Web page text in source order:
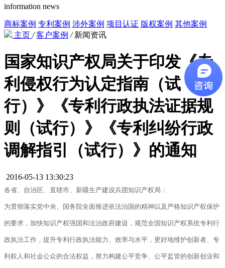
information news
商标案例 专利案例 涉外案例 项目认证 版权案例 其他案例
主页 / 客户案例 / 新闻资讯
国家知识产权局关于印发《专
利侵权行为认定指南（试
行）》《专利行政执法证据规
则（试行）》《专利纠纷行政
调解指引（试行）》的通知
2016-05-13 13:30:23
各省、自治区、直辖市、新疆生产建设兵团知识产权局：
为贯彻落实党中央、国务院全面推进依法治国的精神以及严格知识产权保护
的要求，加快知识产权强国和法治政府建设，规范全国知识产权系统专利行
政执法工作，提升专利行政执法能力、效率与水平，更好地维护创新者、专
利权人和社会公众的合法权益，努力构建公平竞争、公平监管的创新创业和